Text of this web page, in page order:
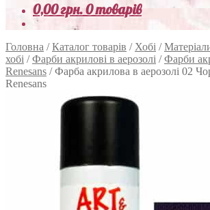
0,00грн.0 товарів
Головна /Каталог товарів / Хобі /
хобі /Фарби акрилові в аерозолі /Фарби
Renesans /Фарба акрилова в аерозолі 02
Renesans